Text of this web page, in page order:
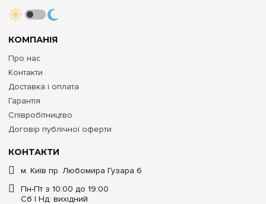
КОНТАКТИ
м. Київ пр. Любомира Гузара 6
Пн-Пт з 10:00 до 19:00
Сб | Нд: вихідний
КОМПАНІЯ
Про нас
Контакти
Доставка і оплата
Гарантія
Співробітництво
Договір публічної оферти